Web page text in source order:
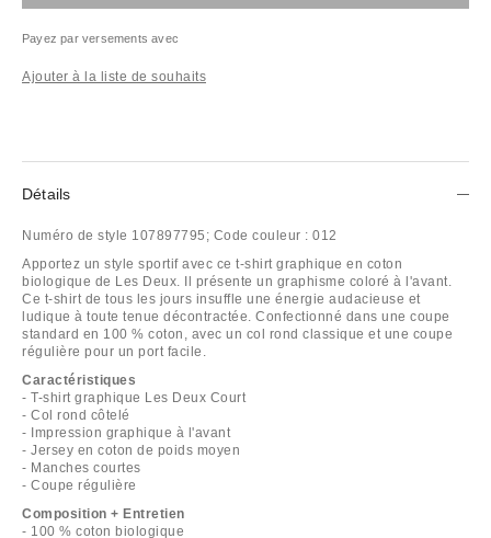
Payez par versements avec
Ajouter à la liste de souhaits
Détails
Numéro de style 107897795; Code couleur : 012
Apportez un style sportif avec ce t-shirt graphique en coton
biologique de Les Deux. Il présente un graphisme coloré à l'avant.
Ce t-shirt de tous les jours insuffle une énergie audacieuse et
ludique à toute tenue décontractée. Confectionné dans une coupe
standard en 100 % coton, avec un col rond classique et une coupe
régulière pour un port facile.
Caractéristiques
- T-shirt graphique Les Deux Court
- Col rond côtelé
- Impression graphique à l'avant
- Jersey en coton de poids moyen
- Manches courtes
- Coupe régulière
Composition + Entretien
- 100 % coton biologique